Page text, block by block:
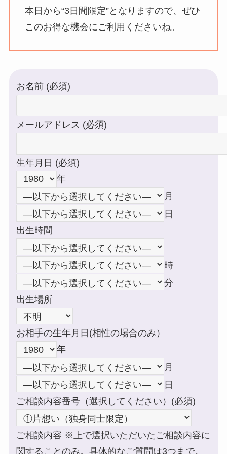
本日から“3日間限定”となりますので、ぜひ
このお得な機会にご利用くださいね。
お名前 (必須)
メールアドレス (必須)
生年月日 (必須)
年
月
日
出生時間
時
分
出生場所
お相手の生年月日(相性の場合のみ）
年
月
日
ご相談内容番号（選択してください）(必須)
ご相談内容 ※上で選択いただいたご相談内容に
関することのみ。具体的なご質問は3つまで。